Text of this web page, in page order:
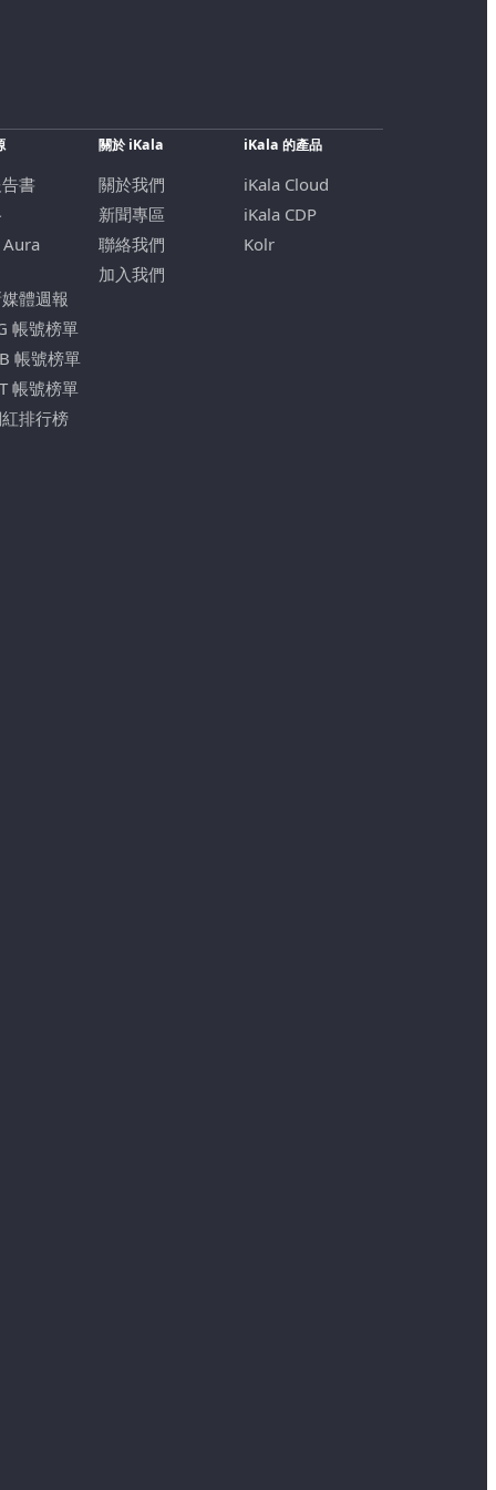
書
體週報
帳號榜單
帳號榜單
帳號榜單
排行榜
關於 iKala
關於我們
新聞專區
聯絡我們
加入我們
iKala 的產品
iKala Cloud
iKala CDP
Kolr